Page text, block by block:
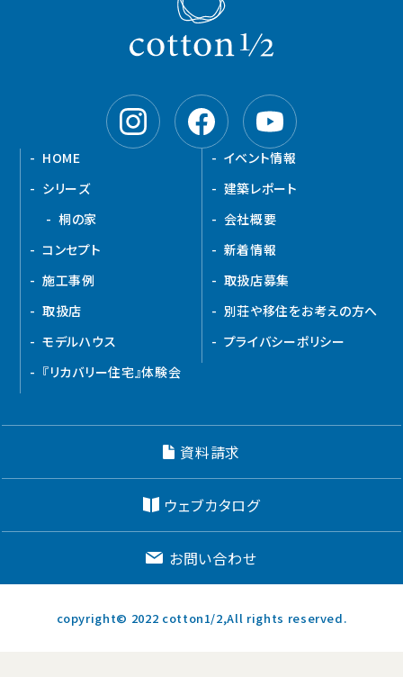
HOME
シリーズ
桐の家
コンセプト
施工事例
取扱店
モデルハウス
『リカバリー住宅』体験会
イベント情報
建築レポート
会社概要
新着情報
取扱店募集
別荘や移住をお考えの方へ
プライバシーポリシー
資料請求
ウェブカタログ
お問い合わせ
copyright© 2022 cotton1/2,All rights reserved.